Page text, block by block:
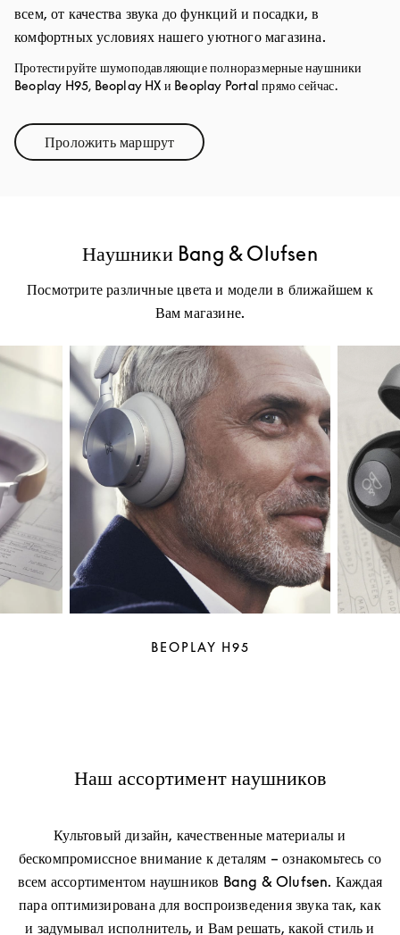
всем, от качества звука до функций и посадки, в
комфортных условиях нашего уютного магазина.
Протестируйте шумоподавляющие полноразмерные наушники
Beoplay H95, Beoplay HX и Beoplay Portal прямо сейчас.
Проложить маршрутLink Opens in New Tab
Наушники Bang & Olufsen
Посмотрите различные цвета и модели в ближайшем к
Вам магазине.
BEOPLAY H95
Наш ассортимент наушников
Культовый дизайн, качественные материалы и
бескомпромиссное внимание к деталям – ознакомьтесь со
всем ассортиментом наушников Bang & Olufsen. Каждая
пара оптимизирована для воспроизведения звука так, как
и задумывал исполнитель, и Вам решать, какой стиль и